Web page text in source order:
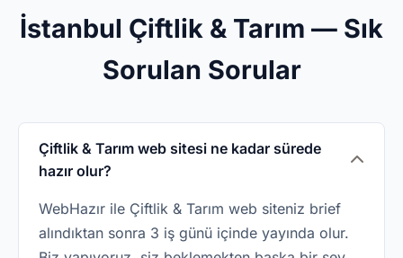
İstanbul Çiftlik & Tarım — Sık
Sorulan Sorular
Çiftlik & Tarım web sitesi ne kadar sürede
hazır olur?
WebHazır ile Çiftlik & Tarım web siteniz brief
alındıktan sonra 3 iş günü içinde yayında olur.